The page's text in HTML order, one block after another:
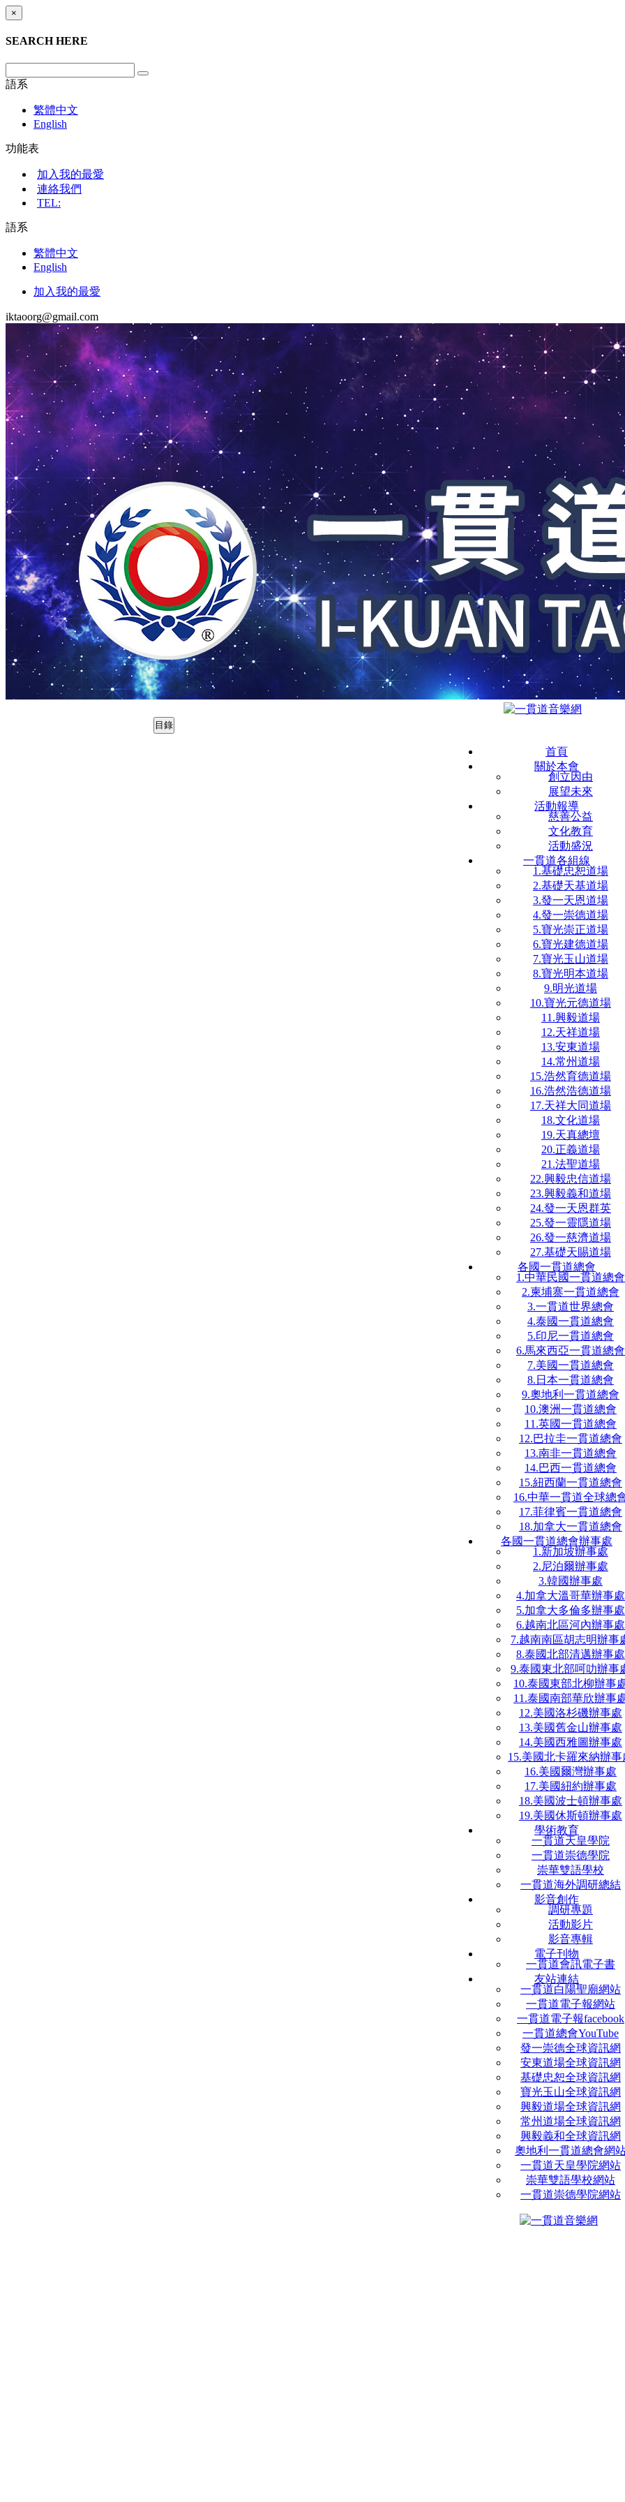
×
SEARCH HERE
語系
繁體中文
English
功能表
加入我的最愛
連絡我們
TEL:
語系
繁體中文
English
加入我的最愛
iktaoorg@gmail.com
目錄
首頁
關於本會
創立因由
展望未來
活動報導
慈善公益
文化教育
活動盛況
一貫道各組線
1.基礎忠恕道場
2.基礎天基道場
3.發一天恩道場
4.發一崇德道場
5.寶光崇正道場
6.寶光建德道場
7.寶光玉山道場
8.寶光明本道場
9.明光道場
10.寶光元德道場
11.興毅道場
12.天祥道場
13.安東道場
14.常州道場
15.浩然育德道場
16.浩然浩德道場
17.天祥大同道場
18.文化道場
19.天真總壇
20.正義道場
21.法聖道場
22.興毅忠信道場
23.興毅義和道場
24.發一天恩群英
25.發一靈隱道場
26.發一慈濟道場
27.基礎天賜道場
各國一貫道總會
1.中華民國一貫道總會
2.柬埔寨一貫道總會
3.一貫道世界總會
4.泰國一貫道總會
5.印尼一貫道總會
6.馬來西亞一貫道總會
7.美國一貫道總會
8.日本一貫道總會
9.奧地利一貫道總會
10.澳洲一貫道總會
11.英國一貫道總會
12.巴拉圭一貫道總會
13.南非一貫道總會
14.巴西一貫道總會
15.紐西蘭一貫道總會
16.中華一貫道全球總
17.菲律賓一貫道總會
18.加拿大一貫道總會
各國一貫道總會辦事處
1.新加坡辦事處
2.尼泊爾辦事處
3.韓國辦事處
4.加拿大溫哥華辦事處
5.加拿大多倫多辦事處
6.越南北區河內辦事處
7.越南南區胡志明辦事
8.泰國北部清邁辦事處
9.泰國東北部呵叻辦事
10.泰國東部北柳辦事
11.泰國南部華欣辦事
12.美國洛杉磯辦事處
13.美國舊金山辦事處
14.美國西雅圖辦事處
15.美國北卡羅來納辦事
16.美國爾灣辦事處
17.美國紐約辦事處
18.美國波士頓辦事處
19.美國休斯頓辦事處
學術教育
一貫道天皇學院
一貫道崇德學院
崇華雙語學校
一貫道海外調研總結
影音創作
調研專題
活動影片
影音專輯
電子刊物
一貫道會訊電子書
友站連結
一貫道白陽聖廟網站
一貫道電子報網站
一貫道電子報facebook
一貫道總會YouTube
發一崇德全球資訊網
安東道場全球資訊網
基礎忠恕全球資訊網
寶光玉山全球資訊網
興毅道場全球資訊網
常州道場全球資訊網
興毅義和全球資訊網
奧地利一貫道總會網
一貫道天皇學院網站
崇華雙語學校網站
一貫道崇德學院網站